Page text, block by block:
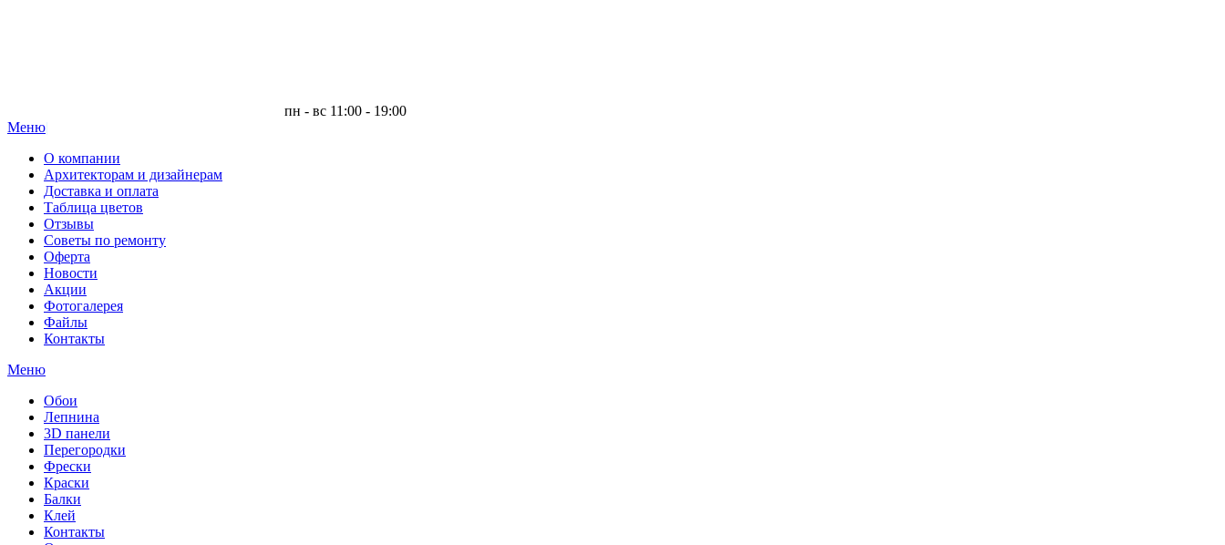
пн - вс 11:00 - 19:00
Меню|
О компании
Архитекторам и дизайнерам
Доставка и оплата
Таблица цветов
Отзывы
Советы по ремонту
Оферта
Новости
Акции
Фотогалерея
Файлы
Контакты
Меню
Обои
Лепнина
3D панели
Перегородки
Фрески
Краски
Балки
Клей
Контакты